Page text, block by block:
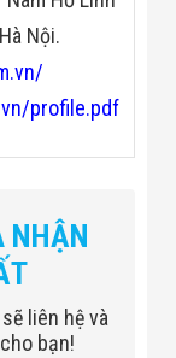
Nội.
profile.pdf
NHẬN
liên hệ và
bạn!